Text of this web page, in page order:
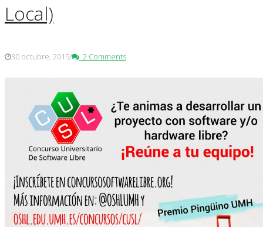
Local)
30 octubre, 2015/ 2 Comments